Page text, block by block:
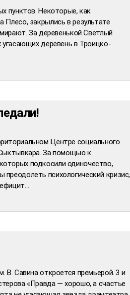
пунктов. Некоторые, как
Плесо, закрылись в результате
За деревенькой Светлый
угасающих деревень в Троицко-
Центре социального
За помощью к
подкосили одиночество,
психологический кризис,
В. Савина откроется премьерой. 3 и
«Правда — хорошо, а счастье